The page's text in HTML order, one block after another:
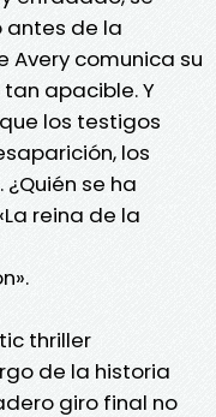
antes de la
Avery comunica su
apacible. Y
los testigos
los
se ha
reina de la
thriller
de la historia
giro final no